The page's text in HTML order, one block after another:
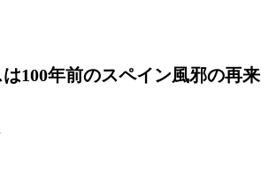
100年前のスペイン風邪の再来